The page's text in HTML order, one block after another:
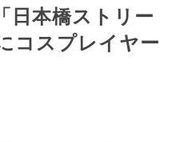
日本橋ストリー
コスプレイヤー